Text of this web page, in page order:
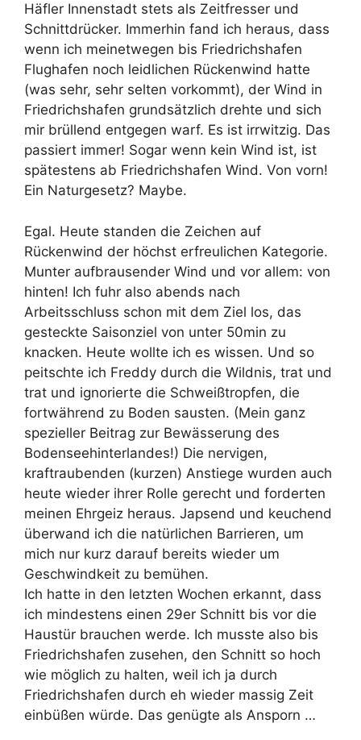
Häfler Innenstadt stets als Zeitfresser und
Schnittdrücker. Immerhin fand ich heraus, dass
wenn ich meinetwegen bis Friedrichshafen
Flughafen noch leidlichen Rückenwind hatte
(was sehr, sehr selten vorkommt), der Wind in
Friedrichshafen grundsätzlich drehte und sich
mir brüllend entgegen warf. Es ist irrwitzig. Das
passiert immer! Sogar wenn kein Wind ist, ist
spätestens ab Friedrichshafen Wind. Von vorn!
Ein Naturgesetz? Maybe.
Egal. Heute standen die Zeichen auf
Rückenwind der höchst erfreulichen Kategorie.
Munter aufbrausender Wind und vor allem: von
hinten! Ich fuhr also abends nach
Arbeitsschluss schon mit dem Ziel los, das
gesteckte Saisonziel von unter 50min zu
knacken. Heute wollte ich es wissen. Und so
peitschte ich Freddy durch die Wildnis, trat und
trat und ignorierte die Schweißtropfen, die
fortwährend zu Boden sausten. (Mein ganz
spezieller Beitrag zur Bewässerung des
Bodenseehinterlandes!) Die nervigen,
kraftraubenden (kurzen) Anstiege wurden auch
heute wieder ihrer Rolle gerecht und forderten
meinen Ehrgeiz heraus. Japsend und keuchend
überwand ich die natürlichen Barrieren, um
mich nur kurz darauf bereits wieder um
Geschwindkeit zu bemühen.
Ich hatte in den letzten Wochen erkannt, dass
ich mindestens einen 29er Schnitt bis vor die
Haustür brauchen werde. Ich musste also bis
Friedrichshafen zusehen, den Schnitt so hoch
wie möglich zu halten, weil ich ja durch
Friedrichshafen durch eh wieder massig Zeit
einbüßen würde. Das genügte als Ansporn …